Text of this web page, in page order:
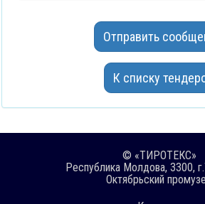
Отправить
К списку
© «ТИРОТЕКС»
Республика Молдова, 3300,
Октябрьский